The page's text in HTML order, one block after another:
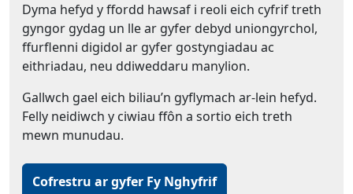
Dyma hefyd y ffordd hawsaf i reoli eich cyfrif treth
gyngor gydag un lle ar gyfer debyd uniongyrchol,
ffurflenni digidol ar gyfer gostyngiadau ac
eithriadau, neu ddiweddaru manylion.
Gallwch gael eich biliau’n gyflymach ar-lein hefyd.
Felly neidiwch y ciwiau ffôn a sortio eich treth
mewn munudau.
Cofrestru ar gyfer Fy Nghyfrif